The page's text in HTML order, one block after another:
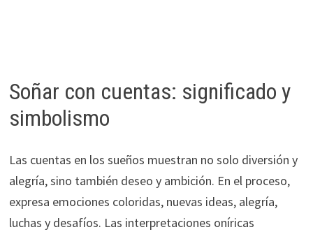
Soñar con cuentas: significado y
simbolismo
Las cuentas en los sueños muestran no solo diversión y
alegría, sino también deseo y ambición. En el proceso,
expresa emociones coloridas, nuevas ideas, alegría,
luchas y desafíos. Las interpretaciones oníricas